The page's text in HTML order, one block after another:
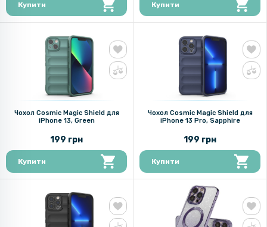
Купити Купити
Чохол Cosmic Magic Shield для
iPhone 13, Green
199 грн
Купити
Чохол Cosmic Magic Shield для
iPhone 13 Pro, Sapphire
199 грн
Купити